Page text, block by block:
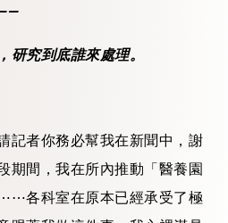
研究到底誰來處理。
記者你務必幫我在新聞中，謝
期間，我在所內推動「醫養園
各科室在原本已經承受了極